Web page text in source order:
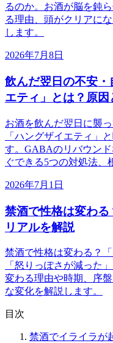
るのか。お酒が脳を鈍
る理由、頭がクリアに
します。
2026年7月8日
飲んだ翌日の不安
エティ」とは？原
お酒を飲んだ翌日に襲
「ハングザイエティ」
す。GABAのリバウン
ぐできる5つの対処法、
2026年7月1日
禁酒で性格は変わ
リアルを解説
禁酒で性格は変わる？
「怒りっぽさが減った
変わる理由や時期、序
な変化を解説します。
目次
禁酒でイライラが